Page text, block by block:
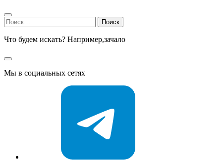
Найти:
Что будем искать? Например,зачало
Мы в социальных сетях